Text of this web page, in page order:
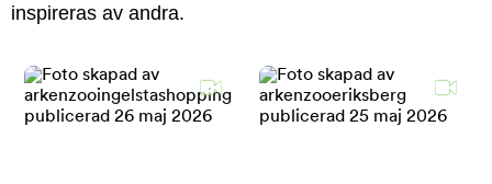
inspireras av andra.